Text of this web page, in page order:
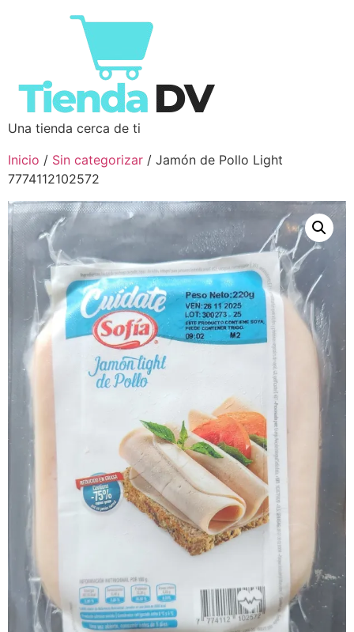
Una tienda cerca de ti
Inicio / Sin categorizar / Jamón de Pollo Light
7774112102572